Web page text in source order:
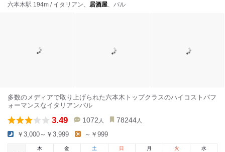
六本木駅 194m / イタリアン、 居酒屋、バル
多数のメディアで取り上げられた六本木トップクラスのハイコストパフ
ォーマンスなイタリアンバル
3.49 1072 人 78244 人
￥3,000～￥3,999 ～￥999
木
金 土 日 月 火 水